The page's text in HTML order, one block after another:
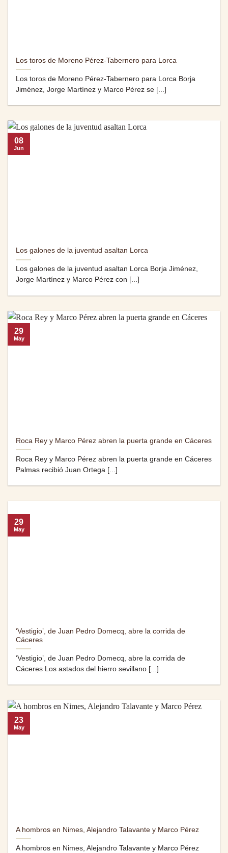
Los toros de Moreno Pérez-Tabernero para Lorca
Los toros de Moreno Pérez-Tabernero para Lorca Borja
Jiménez, Jorge Martínez y Marco Pérez se [...]
Los galones de la juventud asaltan Lorca
Los galones de la juventud asaltan Lorca Borja Jiménez,
Jorge Martínez y Marco Pérez con [...]
08
Jun
Roca Rey y Marco Pérez abren la puerta grande en Cáceres
Roca Rey y Marco Pérez abren la puerta grande en Cáceres
Palmas recibió Juan Ortega [...]
29
May
‘Vestigio’, de Juan Pedro Domecq, abre la corrida de
Cáceres
‘Vestigio’, de Juan Pedro Domecq, abre la corrida de
Cáceres Los astados del hierro sevillano [...]
29
May
A hombros en Nimes, Alejandro Talavante y Marco Pérez
A hombros en Nimes, Alejandro Talavante y Marco Pérez
23
May